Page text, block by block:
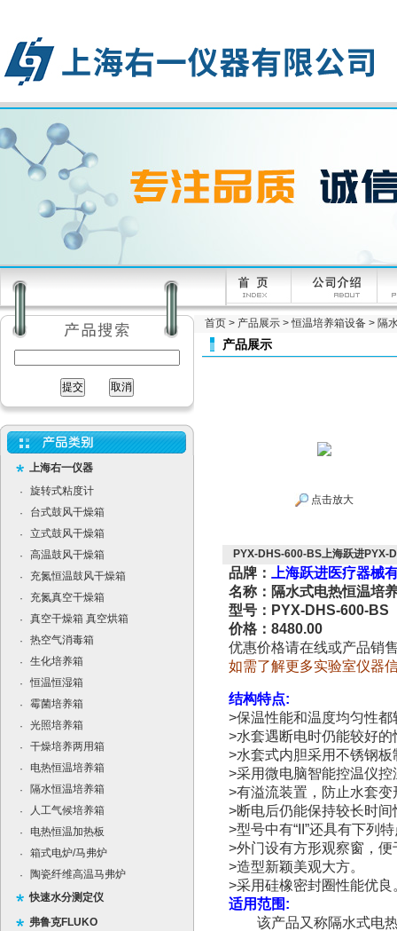
上海右一仪器
·
旋转式粘度计
·
台式鼓风干燥箱
·
立式鼓风干燥箱
·
高温鼓风干燥箱
·
充氮恒温鼓风干燥箱
·
充氮真空干燥箱
·
真空干燥箱 真空烘箱
·
热空气消毒箱
·
生化培养箱
·
恒温恒湿箱
·
霉菌培养箱
·
光照培养箱
·
干燥培养两用箱
·
电热恒温培养箱
·
隔水恒温培养箱
·
人工气候培养箱
·
电热恒温加热板
·
箱式电炉/马弗炉
·
陶瓷纤维高温马弗炉
快速水分测定仪
弗鲁克FLUKO
首页 > 产品展示 >恒温培养箱设备 > 隔
产品展示
点击放大
PYX-DHS-600-BS上海跃进PYX-
品牌：
上海跃进医疗器械
名称：隔水式电热恒温培
型号：PYX-DHS-600-BS
价格：8480.00
优惠价格请在线或产品销
如需了解更多实验室仪器
结构特点:
>保温性能和温度均匀性都
>水套遇断电时仍能较好的
>水套式内胆采用不锈钢板
>采用微电脑智能控温仪控
>有溢流装置，防止水套变
>断电后仍能保持较长时间
>型号中有“ ”还具有下列
>外门设有方形观察窗，
>造型新颖美观大方。
>采用硅橡密封圈性能优良
适用范围 :
该产品又称隔水式电